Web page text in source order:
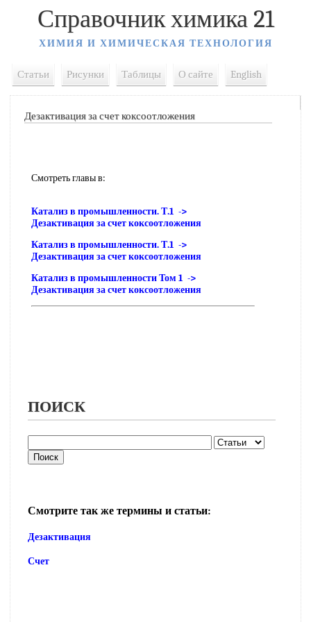
Справочник химика 21
ХИМИЯ И ХИМИЧЕСКАЯ ТЕХНОЛОГИЯ
Статьи Рисунки Таблицы О сайте English
Дезактивация за счет коксоотложения
Смотреть главы в:
Катализ в промышленности. Т.1 ->
Дезактивация за счет коксоотложения
Катализ в промышленности. Т.1 ->
Дезактивация за счет коксоотложения
Катализ в промышленности Том 1 ->
Дезактивация за счет коксоотложения
ПОИСК
Смотрите так же термины и статьи:
Дезактивация
Счет